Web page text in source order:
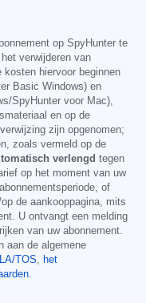
op SpyHunter te
verwijderen van
kosten hiervoor beginnen
Basic Windows) en
SpyHunter voor Mac),
en op de
zijn opgenomen;
zoals vermeld op de
verlengd tegen
op het moment van uw
of
de aankooppagina, mits
U ontvangt een melding
van uw abonnement.
aan de algemene
TOS, het
.